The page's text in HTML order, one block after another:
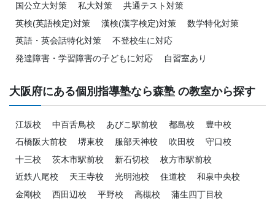
国公立大対策
私大対策
共通テスト対策
英検(英語検定)対策
漢検(漢字検定)対策
数学特化対策
英語・英会話特化対策
不登校生に対応
発達障害・学習障害の子どもに対応
自習室あり
大阪府にある個別指導塾なら森塾 の教室から探す
江坂校 中百舌鳥校 あびこ駅前校 都島校
豊中校
石橋阪大前校
堺東校 服部天神校 吹田校
守口校
十三校
茨木市駅前校 新石切校
枚方市駅前校
近鉄八尾校
天王寺校 光明池校 住道校
和泉中央校
金剛校
西田辺校 平野校 高槻校
蒲生四丁目校